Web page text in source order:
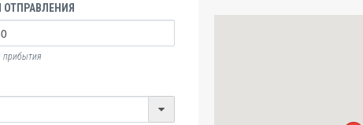
ОТПРАВЛЕНИЯ
прибытия